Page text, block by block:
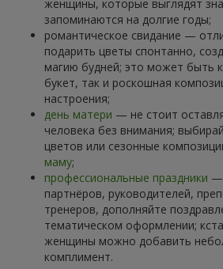
женщины, которые выглядят
запоминаются на долгие годы;
романтическое свидание —
подарить цветы спонтанно,
магию будней; это может быть
букет, так и роскошная
настроения;
день матери — не стоит
человека без внимания;
цветов или сезонные
маму;
профессиональные праздники —
партнёров, руководителей,
тренеров, дополняйте
тематическом оформлении;
женщины можно добавить
комплимент.